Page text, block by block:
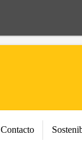
Contacto